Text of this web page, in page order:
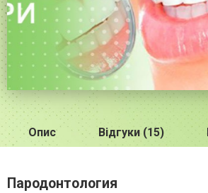
Опис Відгуки (15)
Пародонтология